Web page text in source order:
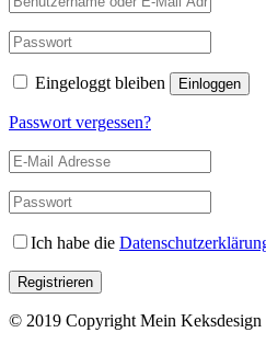
Eingeloggt bleiben
Passwort vergessen?
Ich habe die
© 2019 Copyright Mein Keksdesign